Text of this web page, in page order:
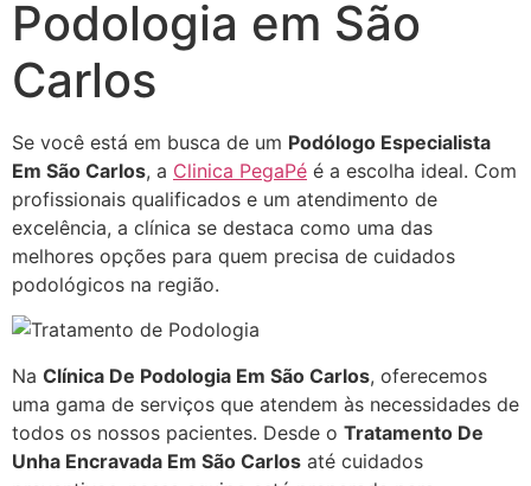
Podologia em São
Carlos
Se você está em busca de um Podólogo Especialista
Em São Carlos, a Clinica PegaPé é a escolha ideal. Com
profissionais qualificados e um atendimento de
excelência, a clínica se destaca como uma das
melhores opções para quem precisa de cuidados
podológicos na região.
Na Clínica De Podologia Em São Carlos, oferecemos
uma gama de serviços que atendem às necessidades de
todos os nossos pacientes. Desde o Tratamento De
Unha Encravada Em São Carlos até cuidados